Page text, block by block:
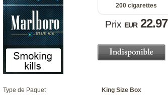
200 cigarette
Prix EUR 22.97
Type de Paquet
King Size Box